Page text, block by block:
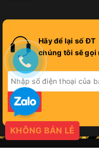
Hãy để lại số ĐT
chúng tôi sẽ gọi
GỬI
KHÔNG BÁN LẺ